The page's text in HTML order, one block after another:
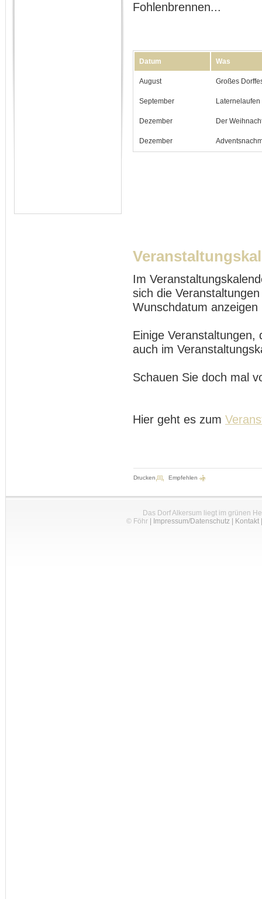
Fohlenbrennen...
Datum Was
August Großes
September Laternelaufen
Dezember Der
Dezember
Im
sich die
Wunschdatum
Einige Veranstaltungen,
auch im
Schauen Sie doch mal
Hier geht es zum
Drucken Empfehlen
Das Dorf Alkersum liegt im grünen
© Föhr| Impressum/Datenschutz| Kontakt